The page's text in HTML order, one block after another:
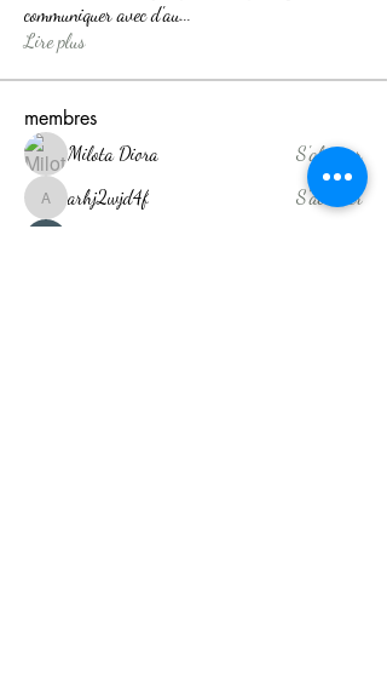
communiquer avec d'au...
Lire plus
membres
Milota Diora S'abonner
arhj2wjd4f
arhj2wjd4f
S'abonner